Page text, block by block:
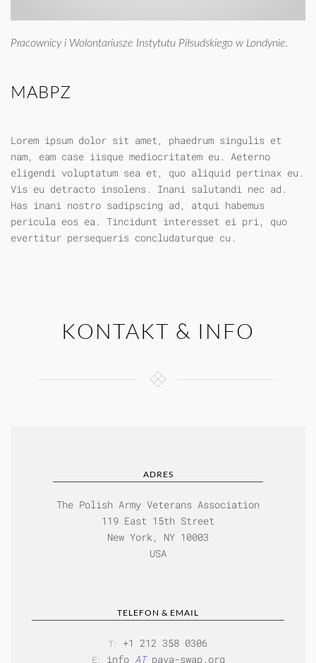
Pracownicy i Wolontariusze Instytutu Piłsudskiego w Londynie.
MABPZ
Lorem ipsum dolor sit amet, phaedrum singulis et
nam, eam case iisque mediocritatem eu. Aeterno
eligendi voluptatum sea et, quo aliquid pertinax eu.
Vis eu detracto insolens. Inani salutandi nec ad.
Has inani nostro sadipscing ad, atqui habemus
pericula eos ea. Tincidunt interesset ei pri, quo
evertitur persequeris concludaturque cu.
KONTAKT & INFO
ADRES
The Polish Army Veterans Association
119 East 15th Street
New York, NY 10003
USA
TELEFON & EMAIL
T: +1 212 358 0306
E: info AT pava-swap.org